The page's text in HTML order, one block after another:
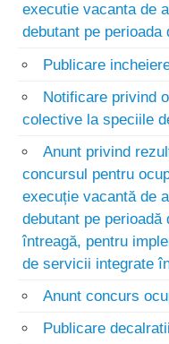
executie vacanta de
debutant pe perioada
Publicare
Notificare privind
colective la speciile
Anunt privind
concursul pentru
execuție vacantă de
debutant pe
întreagă, pentru
de servicii integrate
Anunt concurs
Publicare